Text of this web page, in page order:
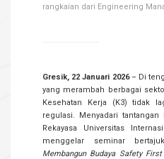
rangkaian dari Engineering
Gresik, 22 Januari 2026– Di
yang merambah berbagai
Kesehatan Kerja (K3) tidak
regulasi. Menyadari
Rekayasa Universitas
menggelar seminar
Membangun Budaya Safety